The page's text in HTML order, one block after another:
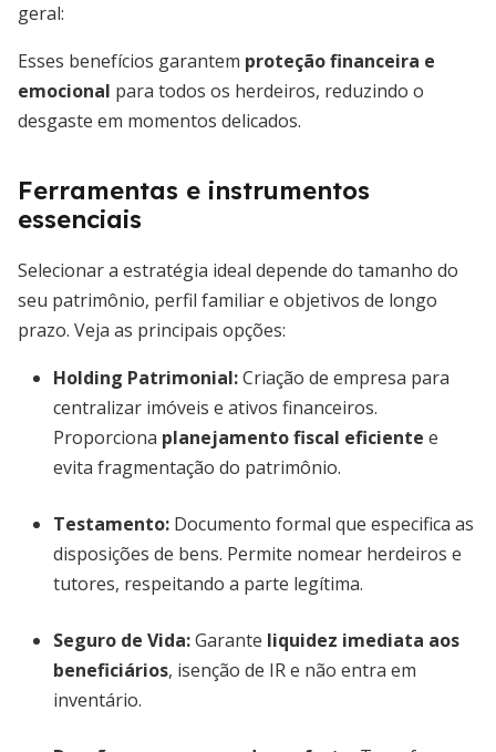
geral:
Esses benefícios garantem proteção financeira e
emocional para todos os herdeiros, reduzindo o
desgaste em momentos delicados.
Ferramentas e instrumentos
essenciais
Selecionar a estratégia ideal depende do tamanho do
seu patrimônio, perfil familiar e objetivos de longo
prazo. Veja as principais opções:
Holding Patrimonial:Criação de empresa para
centralizar imóveis e ativos financeiros.
Proporciona planejamento fiscal eficiente e
evita fragmentação do patrimônio.
Testamento: Documento formal que especifica as
disposições de bens. Permite nomear herdeiros e
tutores, respeitando a parte legítima.
Seguro de Vida:Garante liquidez imediata aos
beneficiários, isenção de IR e não entra em
inventário.